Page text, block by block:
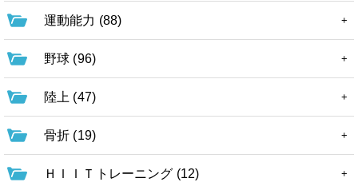
運動能力 (88)
野球 (96)
陸上 (47)
骨折 (19)
ＨＩＩＴトレーニング (12)